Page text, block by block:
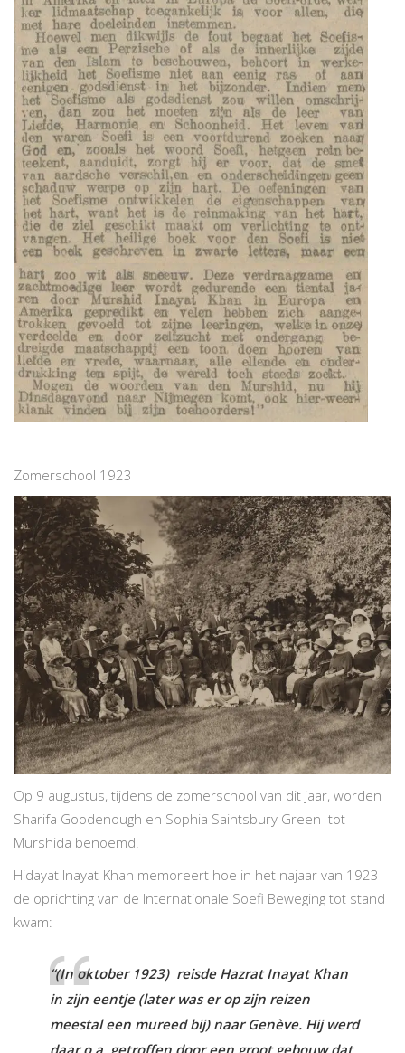
Zomerschool 1923
Op 9 augustus, tijdens de zomerschool van dit jaar, worden
Sharifa Goodenough en Sophia Saintsbury Green tot
Murshida benoemd.
Hidayat Inayat-Khan memoreert hoe in het najaar van 1923
de oprichting van de Internationale Soefi Beweging tot stand
kwam:
“(In oktober 1923) reisde Hazrat Inayat Khan
in zijn eentje (later was er op zijn reizen
meestal een mureed bij) naar Genève. Hij werd
daar o.a. getroffen door een groot gebouw dat